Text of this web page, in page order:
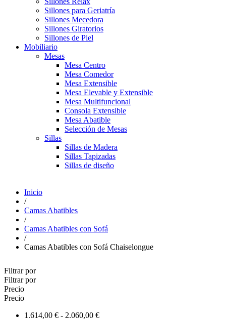
Sillones para Geriatría
Sillones Mecedora
Sillones Giratorios
Sillones de Piel
Mobiliario
Mesas
Mesa Centro
Mesa Comedor
Mesa Extensible
Mesa Elevable y Extensible
Mesa Multifuncional
Consola Extensible
Mesa Abatible
Selección de Mesas
Sillas
Sillas de Madera
Sillas Tapizadas
Sillas de diseño
Inicio
/
Camas Abatibles
/
Camas Abatibles con Sofá
/
Camas Abatibles con Sofá Chaiselongue
Filtrar por
Filtrar por
Precio
Precio
1.614,00 € - 2.060,00 €